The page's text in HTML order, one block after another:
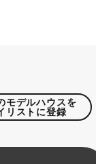
モデルハウスを
リストに登録